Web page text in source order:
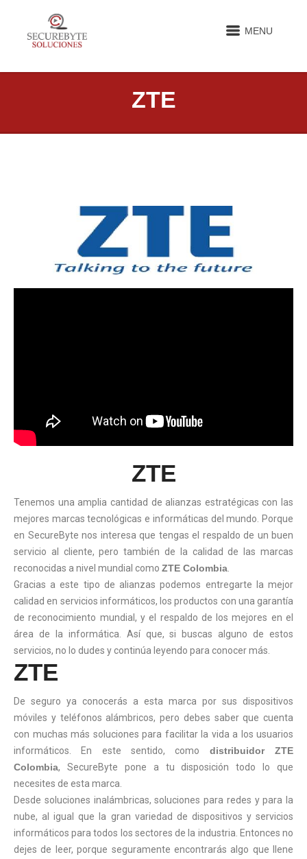
MENU
ZTE
ZTE
Tenemos una amplia cantidad de alianzas estratégicas con las
mejores marcas tecnológicas e informáticas del mundo. Porque
en SecureByte nos interesa que tengas el respaldo de un buen
servicio al cliente, pero también de la calidad de las marcas
reconocidas a nivel mundial como ZTE Colombia
Gracias a este tipo de alianzas podemos entregarte la mejor
calidad en servicios informáticos, los productos con una garantía
de reconocimiento mundial, y el respaldo de los mejores en el
área de la informática. Así que, si buscas alguno de estos
servicios, no lo dudes y continúa leyendo para conocer más.
ZTE
De seguro ya conocerás a esta marca por sus dispositivos
móviles y teléfonos alámbricos, pero debes saber que cuenta
con muchas más soluciones para facilitar la vida a los usuarios
informáticos. En este sentido, como distribuidor ZTE
Colombia, SecureByte pone a tu disposición todo lo que
necesites de esta marca.
Desde soluciones inalámbricas, soluciones para redes y para la
nube, al igual que la gran variedad de dispositivos y servicios
informáticos para todos los sectores de la industria. Entonces no
dejes de leer, porque seguramente encontrarás algo que llene